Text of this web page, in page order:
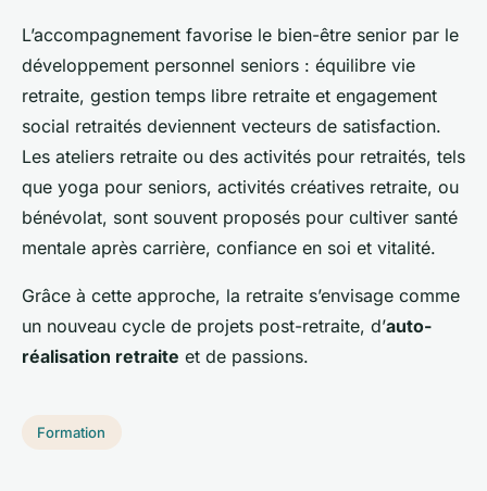
L’accompagnement favorise le bien-être senior par le
développement personnel seniors : équilibre vie
retraite, gestion temps libre retraite et engagement
social retraités deviennent vecteurs de satisfaction.
Les ateliers retraite ou des activités pour retraités, tels
que yoga pour seniors, activités créatives retraite, ou
bénévolat, sont souvent proposés pour cultiver santé
mentale après carrière, confiance en soi et vitalité.
Grâce à cette approche, la retraite s’envisage comme
un nouveau cycle de projets post-retraite, d’auto-
réalisation retraite et de passions.
Formation